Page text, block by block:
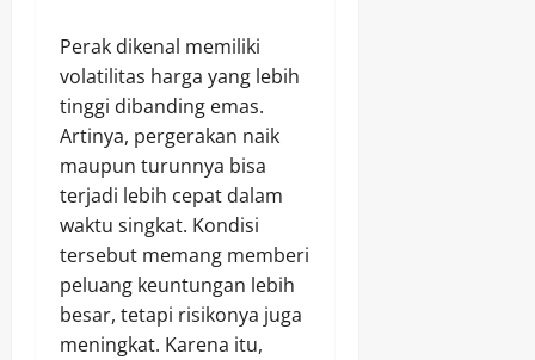
Perak dikenal memiliki
volatilitas harga yang lebih
tinggi dibanding emas.
Artinya, pergerakan naik
maupun turunnya bisa
terjadi lebih cepat dalam
waktu singkat. Kondisi
tersebut memang memberi
peluang keuntungan lebih
besar, tetapi risikonya juga
meningkat. Karena itu,